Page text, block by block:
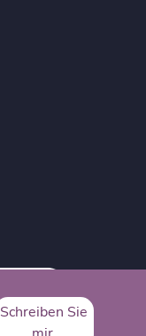
Schreiben Sie